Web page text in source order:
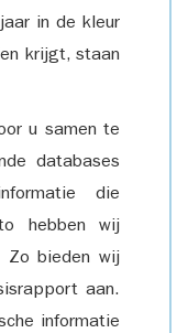
in de kleur
krijgt, staan
u samen te
databases
die
hebben wij
Zo bieden wij
aan.
informatie